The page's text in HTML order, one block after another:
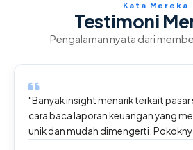
Kata Mereka
Testimoni
Pengalaman nyata dari
"Banyak insight menarik terkait pasar
cara baca laporan keuangan yang
unik dan mudah dimengerti.